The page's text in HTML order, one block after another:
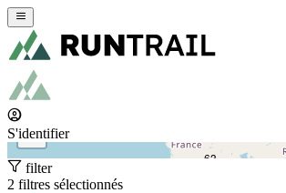
S'identifier
63
+
−
filter
2 filtres sélectionnés